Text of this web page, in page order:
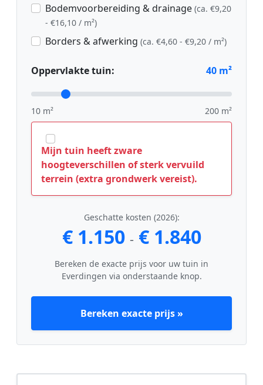
Bodemvoorbereiding & drainage (ca. €9,20
- €16,10 / m²)
Borders & afwerking (ca. €4,60 - €9,20 / m²)
Oppervlakte tuin: 40 m²
10 m² 200 m²
Mijn tuin heeft zware
hoogteverschillen of sterk vervuild
terrein (extra grondwerk vereist).
Geschatte kosten (2026):
€ 1.150 - € 1.840
Bereken de exacte prijs voor uw tuin in
Everdingen via onderstaande knop.
Bereken exacte prijs »